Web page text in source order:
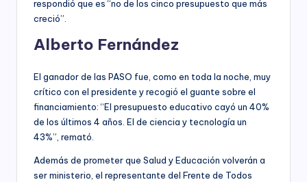
respondió que es “no de los cinco presupuesto que más
creció”.
Alberto Fernández
El ganador de las PASO fue, como en toda la noche, muy
crítico con el presidente y recogió el guante sobre el
financiamiento: “El presupuesto educativo cayó un 40%
de los últimos 4 años. El de ciencia y tecnología un
43%”, remató.
Además de prometer que Salud y Educación volverán a
ser ministerio, el representante del Frente de Todos